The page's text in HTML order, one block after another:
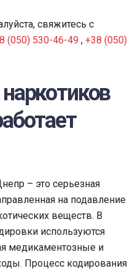
свяжитесь с
(050) 530-46-49 , +38 (050)
– это серьезная
на подавление
веществ. В
используются
медикаментозные и
Процесс кодирования